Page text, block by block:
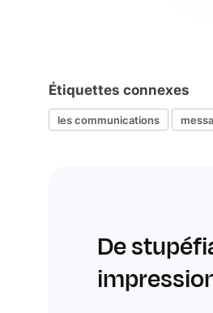
Étiquettes connexes
les communications
De